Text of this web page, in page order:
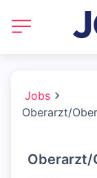
Jobs
Oberarzt/
Oberarzt/